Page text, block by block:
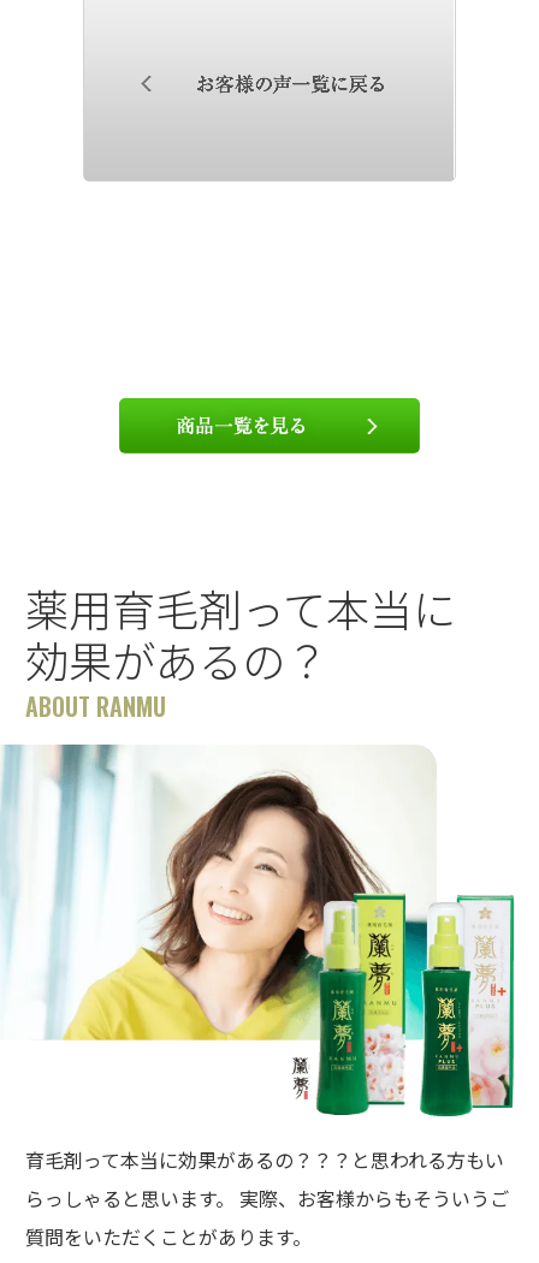
薬用育毛剤って本当に
効果があるの？
ABOUT RANMU
育毛剤って本当に効果があるの？？？と思われる方もい
らっしゃると思います。 実際、お客様からもそういうご
質問をいただくことがあります。